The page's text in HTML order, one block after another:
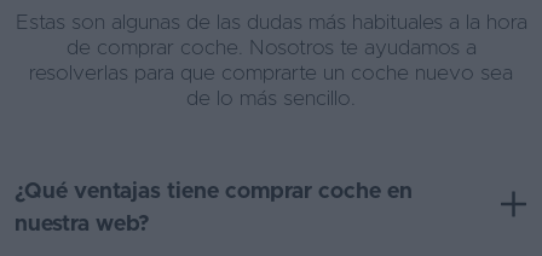
Estas son algunas de las dudas más habituales a la hora
de comprar coche. Nosotros te ayudamos a
resolverlas para que comprarte un coche nuevo sea
de lo más sencillo.
¿Qué ventajas tiene comprar coche en
nuestra web?